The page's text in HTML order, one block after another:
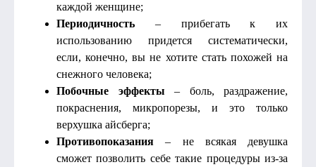
каждой женщине;
Периодичность – прибегать к их
использованию придется систематически,
если, конечно, вы не хотите стать похожей на
снежного человека;
Побочные эффекты – боль, раздражение,
покраснения, микропорезы, и это только
верхушка айсберга;
Противопоказания – не всякая девушка
сможет позволить себе такие процедуры из-за